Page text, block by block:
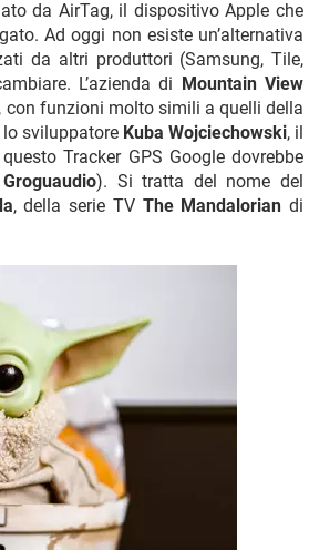
da AirTag, il dispositivo Apple che
Ad oggi non esiste un’alternativa
da altri produttori (Samsung, Tile,
L’azienda di Mountain View
, con funzioni molto simili a quelli della
sviluppatore Kuba Wojciechowski, il
Tracker GPS Google dovrebbe
Groguaudio). Si tratta del nome del
, della serie TV The Mandalorian di